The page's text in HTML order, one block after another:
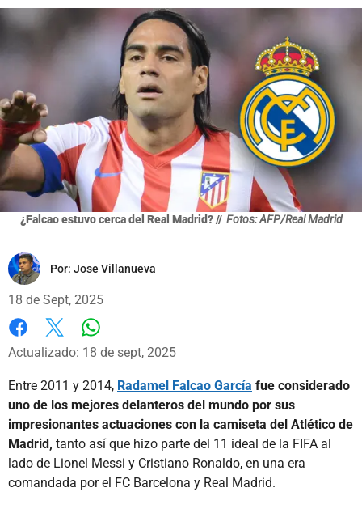
¿Falcao estuvo cerca del Real Madrid? // Fotos: AFP/Real Madrid
Por: Jose Villanueva
18 de Sept, 2025
Facebook
X
Actualizado: 18 de sept, 2025
Entre 2011 y 2014, Radamel Falcao García fue considerado
uno de los mejores delanteros del mundo por sus
impresionantes actuaciones con la camiseta del Atlético de
Madrid, tanto así que hizo parte del 11 ideal de la FIFA al
lado de Lionel Messi y Cristiano Ronaldo, en una era
comandada por el FC Barcelona y Real Madrid.